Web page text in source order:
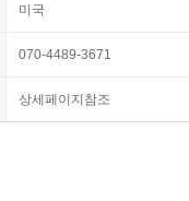
미국
070-4489-3671
상세페이지참조